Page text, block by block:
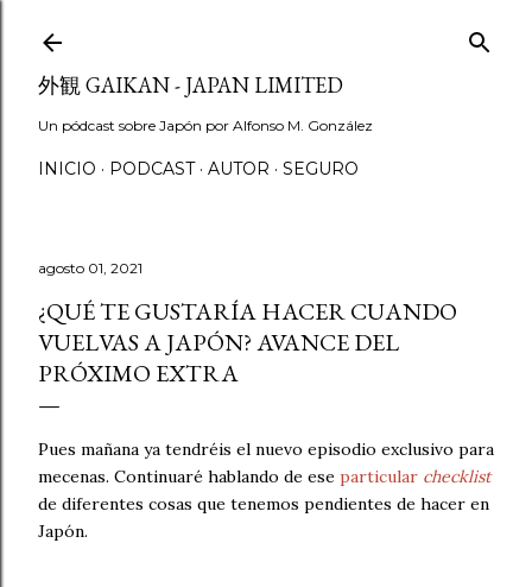
外観 GAIKAN - JAPAN LIMITED
Un pódcast sobre Japón por Alfonso M. González
INICIO PODCAST AUTOR SEGURO
agosto 01, 2021
¿QUÉ TE GUSTARÍA HACER CUANDO
VUELVAS A JAPÓN? AVANCE DEL
PRÓXIMO EXTRA
Pues mañana ya tendréis el nuevo episodio exclusivo para
mecenas. Continuaré hablando de ese particular checklist
de diferentes cosas que tenemos pendientes de hacer en
Japón.